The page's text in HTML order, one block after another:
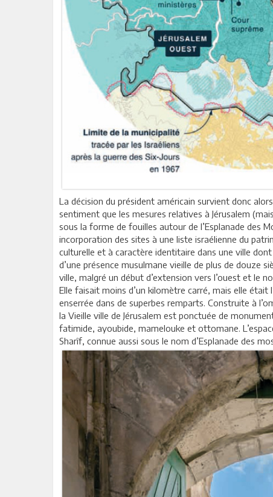
La décision du président américain survient donc
sentiment que les mesures relatives à Jérusalem
sous la forme de fouilles autour de l’Esplanade des
incorporation des sites à une liste israélienne du
culturelle et à caractère identitaire dans une ville
d’une présence musulmane vieille de plus de douze
ville, malgré un début d’extension vers l’ouest et le
Elle faisait moins d’un kilomètre carré, mais elle était
enserrée dans de superbes remparts. Construite à
la Vieille ville de Jérusalem est ponctuée de
fatimide, ayoubide, mamelouke et ottomane.
Sharîf, connue aussi sous le nom d’Esplanade des